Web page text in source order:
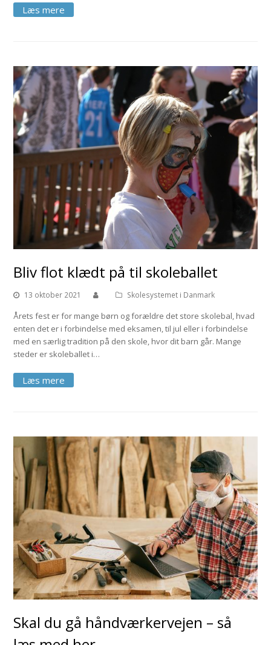
Bliv flot klædt på til skoleballet
13 oktober 2021 Skolesystemet i Danmark
Årets fest er for mange børn og forældre det store skolebal, hvad
enten det er i forbindelse med eksamen, til jul eller i forbindelse
med en særlig tradition på den skole, hvor dit barn går. Mange
steder er skoleballet i…
Skal du gå håndværkervejen – så